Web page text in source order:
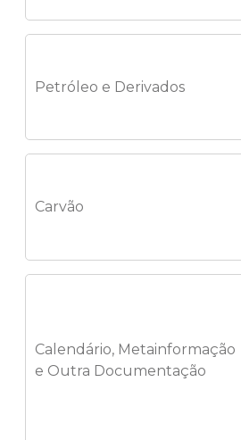
Petróleo e Derivados
Carvão
Calendário, Metainformação
e Outra Documentação